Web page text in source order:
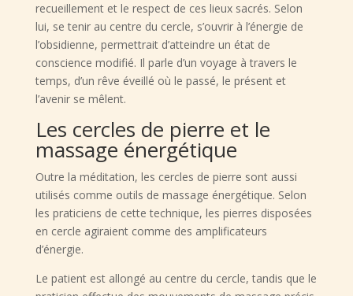
recueillement et le respect de ces lieux sacrés. Selon
lui, se tenir au centre du cercle, s’ouvrir à l’énergie de
l’obsidienne, permettrait d’atteindre un état de
conscience modifié. Il parle d’un voyage à travers le
temps, d’un rêve éveillé où le passé, le présent et
l’avenir se mêlent.
Les cercles de pierre et le
massage énergétique
Outre la méditation, les cercles de pierre sont aussi
utilisés comme outils de massage énergétique. Selon
les praticiens de cette technique, les pierres disposées
en cercle agiraient comme des amplificateurs
d’énergie.
Le patient est allongé au centre du cercle, tandis que le